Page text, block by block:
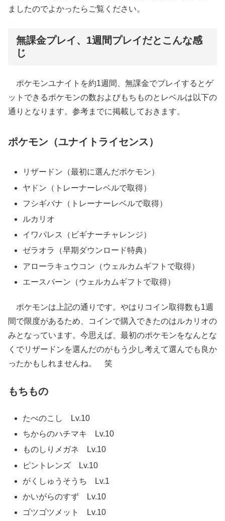
ましたのでよかったらご覧ください。
無課金プレイ、1週間プレイだとこんな感
じ
ポケモンユナイトを約1週間、無課金でプレイするとゲ
ットできるポケモンの数およびもちものとレベルは以下の
通りとなります。参考までに掲載しておきます。
ポケモン（ユナイトライセンス）
リザードン（最初に選んだポケモン）
ヤドン（トレーナーレベルで取得）
フシギバナ（トレーナーレベルで取得）
ルカリオ
イワパレス（ビギナーチャレンジ）
ゼラオラ（早期ダウンロード特典）
アローラキュウコン（ウェルカムギフトで取得）
エースバーン（ウェルカムギフトで取得）
ポケモンは上記の通りです。やはりコイン取得数も1週
間で限度があるため、コインで購入できたのはルカリオの
みとなっています。今思えば、最初のポケモンをなんとな
くでリザードンを選んだのがもう少し考えて選んでも良か
ったかもしれませんね。 笑
もちもの
たべのこし Lv.10
ちからのハチマキ Lv.10
ものしりメガネ Lv.10
ピントレンズ Lv.10
がくしゅうそうち Lv.1
かいがらのすず Lv.10
ゴツゴツメット Lv.10